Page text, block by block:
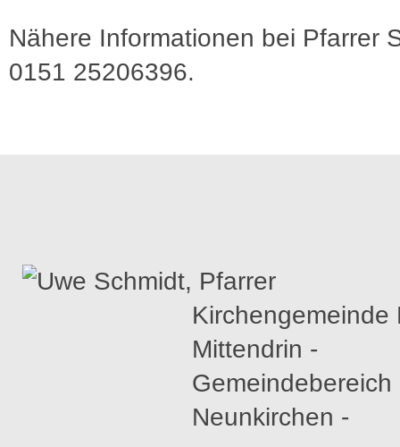
Nähere Informationen bei Pfarrer
0151 25206396.
Kirchengemeinde
Mittendrin -
Gemeindebereich
Neunkirchen -